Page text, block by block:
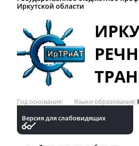
Иркутской области
Год основания Языки образования
Версия для слабовидящих